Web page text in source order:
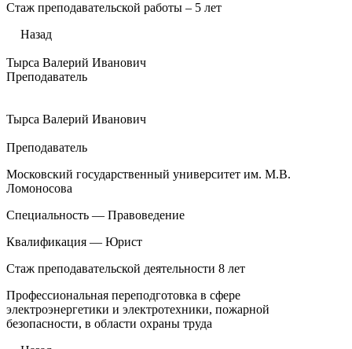
Стаж преподавательской работы – 5 лет
Назад
Тырса Валерий Иванович
Преподаватель
Тырса Валерий Иванович
Преподаватель
Московский государственный университет им. М.В.
Ломоносова
Специальность — Правоведение
Квалификация — Юрист
Стаж преподавательской деятельности 8 лет
Профессиональная переподготовка в сфере
электроэнергетики и электротехники, пожарной
безопасности, в области охраны труда